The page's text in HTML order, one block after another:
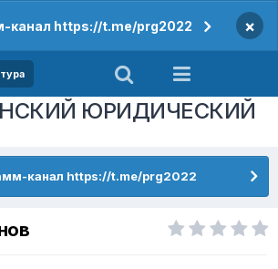
канал https://t.me/prg2022 ×
ЮРИДИЧЕСКИЙ
канал https://t.me/prg2022